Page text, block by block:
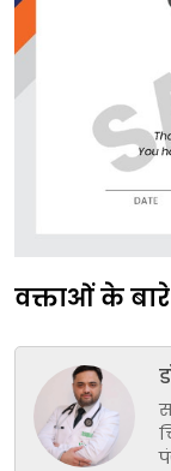
वक्ताओं के